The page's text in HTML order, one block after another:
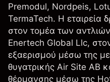
Premodul, Nordpeis,
TermaTech. Η εταιρεία
στον τομέα των
Enertech Global Llc,
εξαερισμού μέσω της
θυγατρικής Air Site AB
θέρμανσης μέσω της